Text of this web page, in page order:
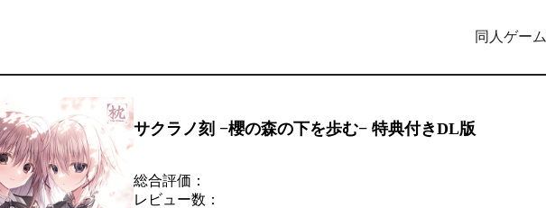
同人ゲーム
サクラノ刻 −櫻の森の下を歩む− 特典付きDL版
総合評価：
レビュー数：